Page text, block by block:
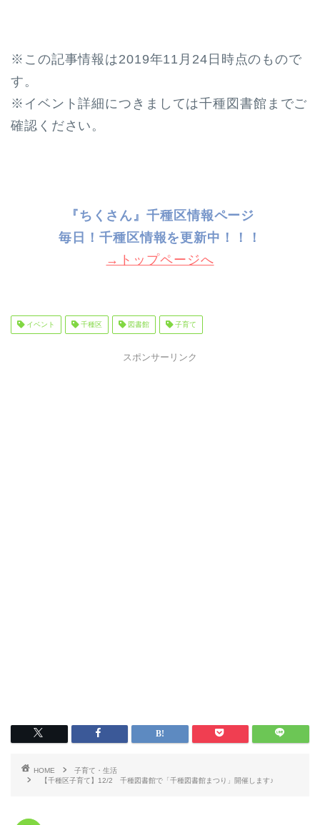
※この記事情報は2019年11月24日時点のもので
す。
※イベント詳細につきましては千種図書館までご
確認ください。
『ちくさん』千種区情報ページ
毎日！千種 区情報を更新中！！！
→トップページへ
イベント 千種区 図書館 子育て
スポンサーリンク
HOME
子育て・生活
【千種区子育て】12/2 千種図書館で「千種図書館まつり」開催します♪